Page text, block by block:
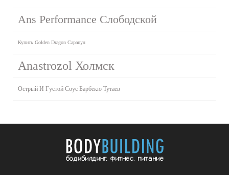
Ans Performance Слободской
Купить Golden Dragon Сарапул
Аnastrozol Холмск
Острый И Густой Соус Барбекю Тутаев